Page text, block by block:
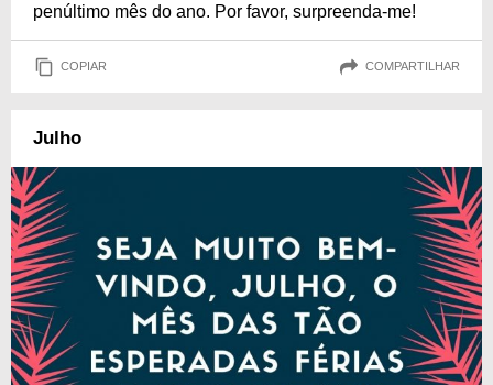
penúltimo mês do ano. Por favor, surpreenda-me!
COPIAR COMPARTILHAR
Julho